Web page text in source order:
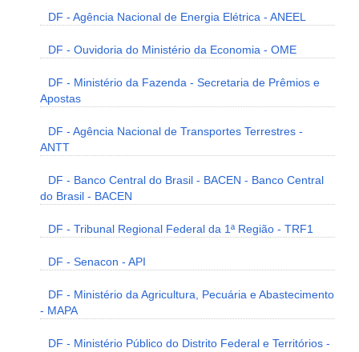
DF - Agência Nacional de Energia Elétrica - ANEEL
DF - Ouvidoria do Ministério da Economia - OME
DF - Ministério da Fazenda - Secretaria de Prêmios e
Apostas
DF - Agência Nacional de Transportes Terrestres -
ANTT
DF - Banco Central do Brasil - BACEN - Banco Central
do Brasil - BACEN
DF - Tribunal Regional Federal da 1ª Região - TRF1
DF - Senacon - API
DF - Ministério da Agricultura, Pecuária e Abastecimento
- MAPA
DF - Ministério Público do Distrito Federal e Territórios -